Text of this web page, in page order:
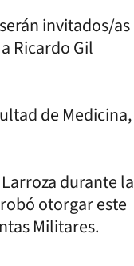
invitados/as
Ricardo Gil
de Medicina,
durante la
otorgar este
Militares.